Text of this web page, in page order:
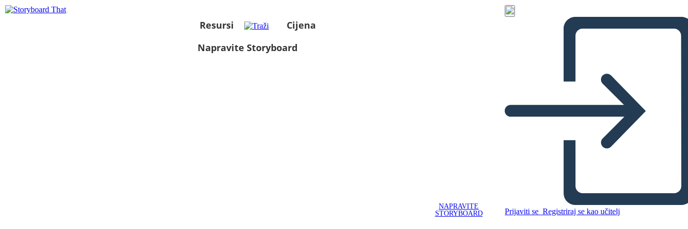
Resursi
Cijena
Napravite Storyboard
NAPRAVITE
STORYBOARD
Prijaviti se Registriraj se kao učitelj